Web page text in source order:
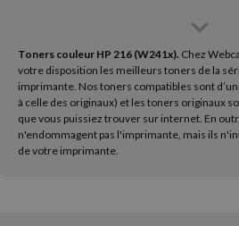
Toners couleur HP 216 (W241x). Chez
votre disposition les meilleurs toners de la
imprimante. Nos toners compatibles sont
à celle des originaux) et les toners originaux
que vous puissiez trouver sur internet. En
n'endommagent pas l'imprimante, mais ils
de votre imprimante.